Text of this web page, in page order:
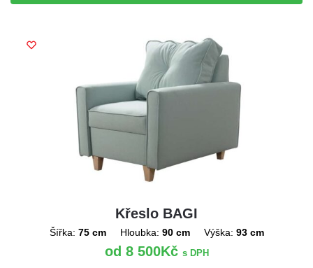
Křeslo BAGI
Šířka: 75 cm Hloubka: 90 cm Výška: 93 cm
8 500Kč s DPH